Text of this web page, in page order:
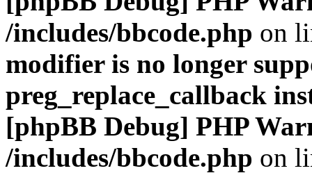
/includes/bbcode.php on
modifier is no longer
preg_replace_callback
[phpBB Debug] PHP
/includes/bbcode.php on